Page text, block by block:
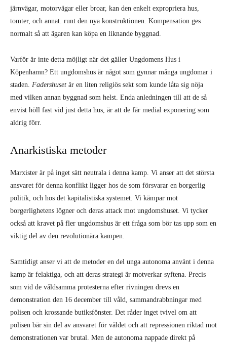
järnvägar, motorvägar eller broar, kan den enkelt expropriera hus,
tomter, och annat. runt den nya konstruktionen. Kompensation ges
normalt så att ägaren kan köpa en liknande byggnad.
Varför är inte detta möjligt när det gäller Ungdomens Hus i
Köpenhamn? Ett ungdomshus är något som gynnar många ungdomar i
staden. Fadershuset är en liten religiös sekt som kunde låta sig nöja
med vilken annan byggnad som helst. Enda anledningen till att de så
envist höll fast vid just detta hus, är att de får medial exponering som
aldrig förr.
Anarkistiska metoder
Marxister är på inget sätt neutrala i denna kamp. Vi anser att det största
ansvaret för denna konflikt ligger hos de som försvarar en borgerlig
politik, och hos det kapitalistiska systemet. Vi kämpar mot
borgerlighetens lögner och deras attack mot ungdomshuset. Vi tycker
också att kravet på fler ungdomshus är ett fråga som bör tas upp som en
viktig del av den revolutionära kampen.
Samtidigt anser vi att de metoder en del unga autonoma använt i denna
kamp är felaktiga, och att deras strategi är motverkar syftena. Precis
som vid de våldsamma protesterna efter rivningen drevs en
demonstration den 16 december till våld, sammandrabbningar med
polisen och krossande butiksfönster. Det råder inget tvivel om att
polisen bär sin del av ansvaret för våldet och att repressionen riktad mot
demonstrationen var brutal. Men de autonoma nappade direkt på